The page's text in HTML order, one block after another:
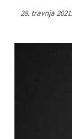
28. travnja 2021.